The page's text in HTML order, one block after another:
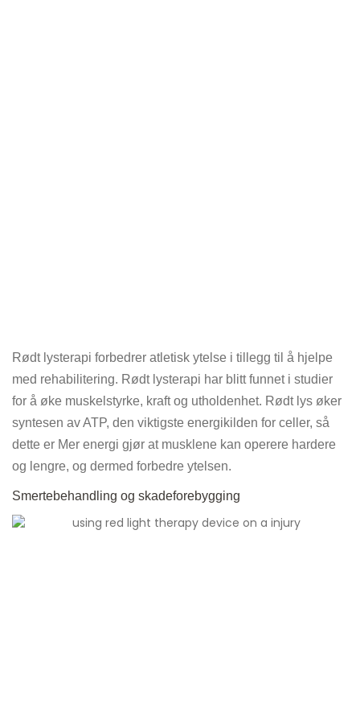
Rødt lysterapi forbedrer atletisk ytelse i tillegg til å hjelpe
med rehabilitering. Rødt lysterapi har blitt funnet i studier
for å øke muskelstyrke, kraft og utholdenhet. Rødt lys øker
syntesen av ATP, den viktigste energikilden for celler, så
dette er Mer energi gjør at musklene kan operere hardere
og lengre, og dermed forbedre ytelsen.
Smertebehandling og skadeforebygging